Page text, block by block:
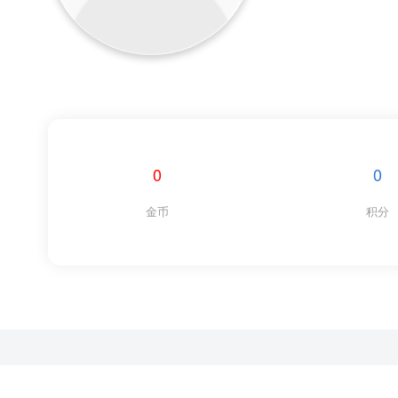
0
金币
0
积分